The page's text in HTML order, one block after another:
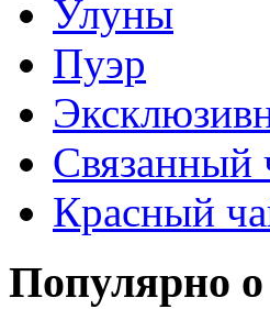
Улуны
Пуэр
Связанный
Красный
Популярно о